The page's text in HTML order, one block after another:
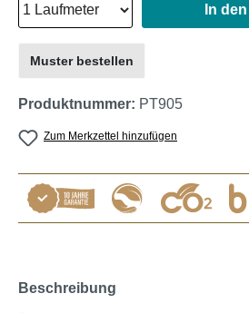
In
Zum Merkzettel hinzufügen
Muster bestellen
Produktnummer: PT905
Beschreibung